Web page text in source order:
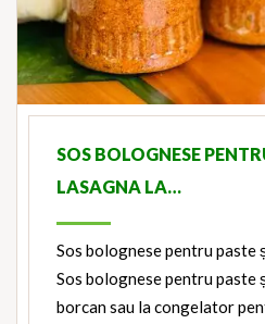
SOS BOLOGNESE
LASAGNA LA…
Sos bolognese pentru paste
Sos bolognese pentru paste
borcan sau la congelator